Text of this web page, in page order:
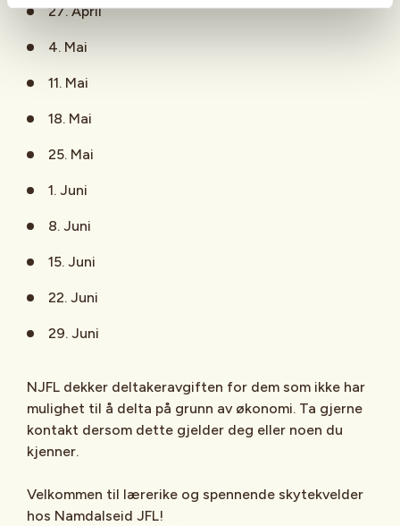
27. April
4. Mai
11. Mai
18. Mai
25. Mai
1. Juni
8. Juni
15. Juni
22. Juni
29. Juni
NJFL dekker deltakeravgiften for dem som ikke har
mulighet til å delta på grunn av økonomi. Ta gjerne
kontakt dersom dette gjelder deg eller noen du
kjenner.
Velkommen til lærerike og spennende skytekvelder
hos Namdalseid JFL!